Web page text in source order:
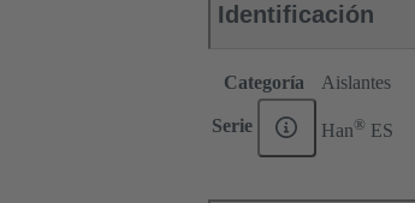
Identificación
Categoría Aislantes
Serie Han® ES